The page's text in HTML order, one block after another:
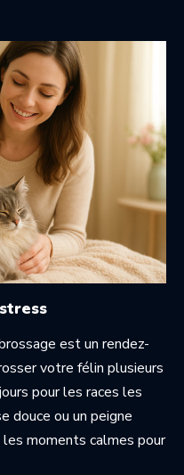
est un rendez-
votre félin plusieurs
pour les races les
douce ou un peigne
moments calmes pour